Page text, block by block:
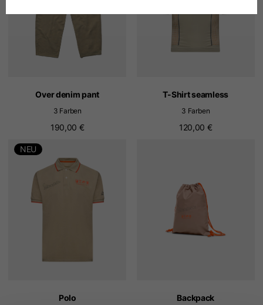
Over denim pant
3 Farben
190,00 €
T-Shirt seamless
3 Farben
120,00 €
NEU
Polo Backpack
Deutsch
Spanisch